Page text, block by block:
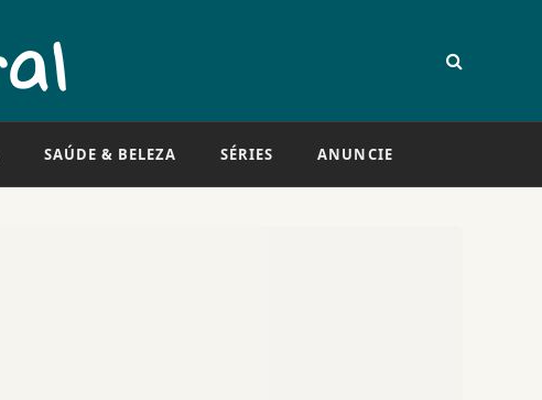
SAÚDE & BELEZA SÉRIES ANUNCIE